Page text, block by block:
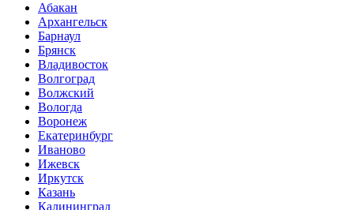
Абакан
Архангельск
Барнаул
Брянск
Владивосток
Волгоград
Волжский
Вологда
Воронеж
Екатеринбург
Иваново
Ижевск
Иркутск
Казань
Калининград